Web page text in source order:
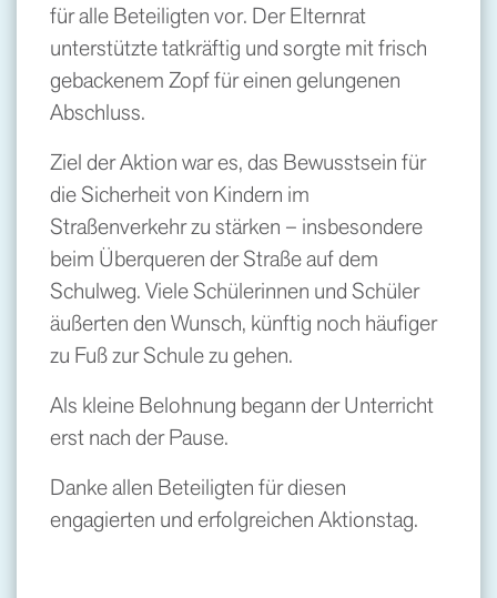
für alle Beteiligten vor. Der Elternrat
unterstützte tatkräftig und sorgte mit frisch
gebackenem Zopf für einen gelungenen
Abschluss.
Ziel der Aktion war es, das Bewusstsein für
die Sicherheit von Kindern im
Straßenverkehr zu stärken – insbesondere
beim Überqueren der Straße auf dem
Schulweg. Viele Schülerinnen und Schüler
äußerten den Wunsch, künftig noch häufiger
zu Fuß zur Schule zu gehen.
Als kleine Belohnung begann der Unterricht
erst nach der Pause.
Danke allen Beteiligten für diesen
engagierten und erfolgreichen Aktionstag.